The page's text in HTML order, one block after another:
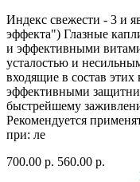
Индекс свежести - 3 и
эффекта") Глазные
и эффективными
усталостью и
входящие в состав этих
эффективными
быстрейшему
Рекомендуется
при: ле
700.00 р. 560.00 р.